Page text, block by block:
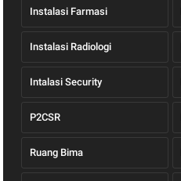
Instalasi Farmasi
Instalasi Radiologi
Intalasi Security
P2CSR
Ruang Bima